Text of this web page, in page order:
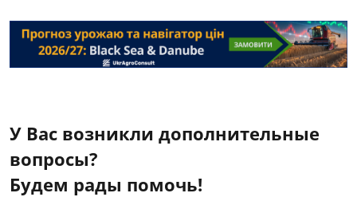
У Вас возникли дополнительные
вопросы?
Будем рады помочь!